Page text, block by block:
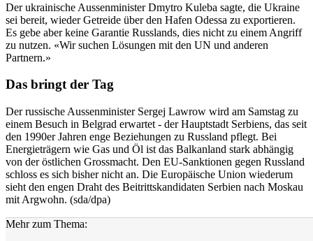
Der ukrainische Aussenminister Dmytro Kuleba sagte, die Ukraine
sei bereit, wieder Getreide über den Hafen Odessa zu exportieren.
Es gebe aber keine Garantie Russlands, dies nicht zu einem Angriff
zu nutzen. «Wir suchen Lösungen mit den UN und anderen
Partnern.»
Das bringt der Tag
Der russische Aussenminister Sergej Lawrow wird am Samstag zu
einem Besuch in Belgrad erwartet - der Hauptstadt Serbiens, das seit
den 1990er Jahren enge Beziehungen zu Russland pflegt. Bei
Energieträgern wie Gas und Öl ist das Balkanland stark abhängig
von der östlichen Grossmacht. Den EU-Sanktionen gegen Russland
schloss es sich bisher nicht an. Die Europäische Union wiederum
sieht den engen Draht des Beitrittskandidaten Serbien nach Moskau
mit Argwohn. (sda/dpa)
Mehr zum Thema: